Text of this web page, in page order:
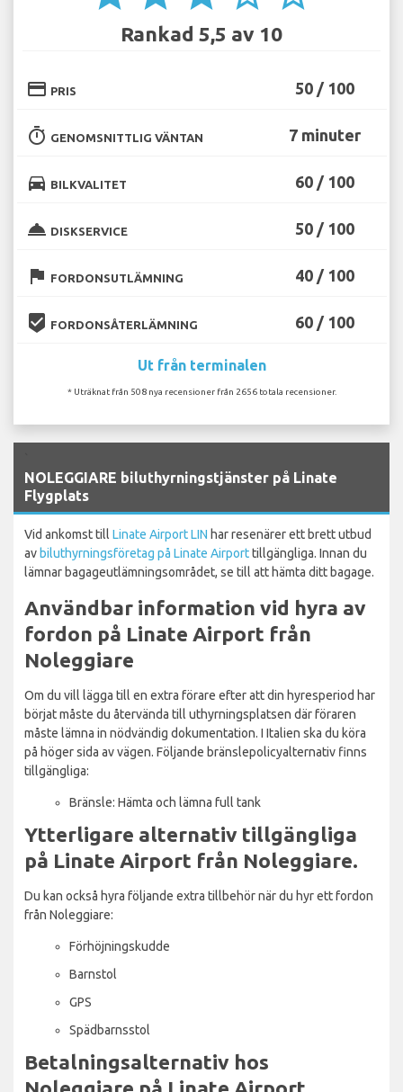
Rankad 5,5 av 10
credit_card PRIS 50 / 100
timer GENOMSNITTLIG VÄNTAN 7 minuter
directions_car BILKVALITET 60 / 100
room_service DISKSERVICE 50 / 100
flag FORDONSUTLÄMNING 40 / 100
beenhere FORDONSÅTERLÄMNING 60 / 100
Ut från terminalen
* Uträknat från 508 nya recensioner från 2656 totala recensioner.
NOLEGGIARE biluthyrningstjänster på Linate
Flygplats
Vid ankomst till Linate Airport LIN har resenärer ett brett utbud
avbiluthyrningsföretag på Linate Airporttillgängliga. Innan du
lämnar bagageutlämningsområdet, se till att hämta ditt bagage.
Användbar information vid hyra av
fordon på Linate Airport från
Noleggiare
Om du vill lägga till en extra förare efter att din hyresperiod har
börjat måste du återvända till uthyrningsplatsen där föraren
måste lämna in nödvändig dokumentation. I Italien ska du köra
på höger sida av vägen. Följande bränslepolicyalternativ finns
tillgängliga:
Bränsle: Hämta och lämna full tank
Ytterligare alternativ tillgängliga
på Linate Airport från Noleggiare.
Du kan också hyra följande extra tillbehör när du hyr ett fordon
från Noleggiare:
Förhöjningskudde
Barnstol
GPS
Spädbarnsstol
Betalningsalternativ hos